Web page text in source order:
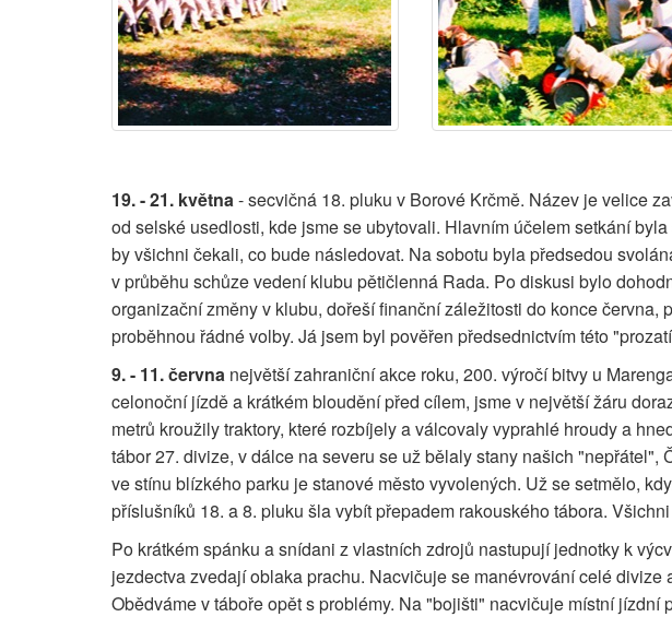
19. - 21. května- secvičná 18. pluku v Borové Krčmě. Název je velice
od selské usedlosti, kde jsme se ubytovali. Hlavním účelem setkání
by všichni čekali, co bude následovat. Na sobotu byla předsedou
v průběhu schůze vedení klubu pětičlenná Rada. Po diskusi bylo
organizační změny v klubu, dořeší finanční záležitosti do konce
proběhnou řádné volby. Já jsem byl pověřen předsednictvím této
9. - 11. června největší zahraniční akce roku, 200. výročí bitvy u
celonoční jízdě a krátkém bloudění před cílem, jsme v největší žáru
metrů kroužily traktory, které rozbíjely a válcovaly vyprahlé hroudy a
tábor 27. divize, v dálce na severu se už bělaly stany našich
ve stínu blízkého parku je stanové město vyvolených. Už se setmělo,
příslušníků 18. a 8. pluku šla vybít přepadem rakouského tábora.
Po krátkém spánku a snídani z vlastních zdrojů nastupují jednotky k
jezdectva zvedají oblaka prachu. Nacvičuje se manévrování celé
Obědváme v táboře opět s problémy. Na "bojišti" nacvičuje místní